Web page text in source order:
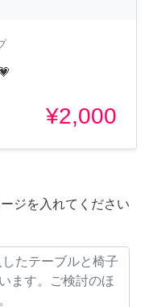
¥2,000
ジを入れてください